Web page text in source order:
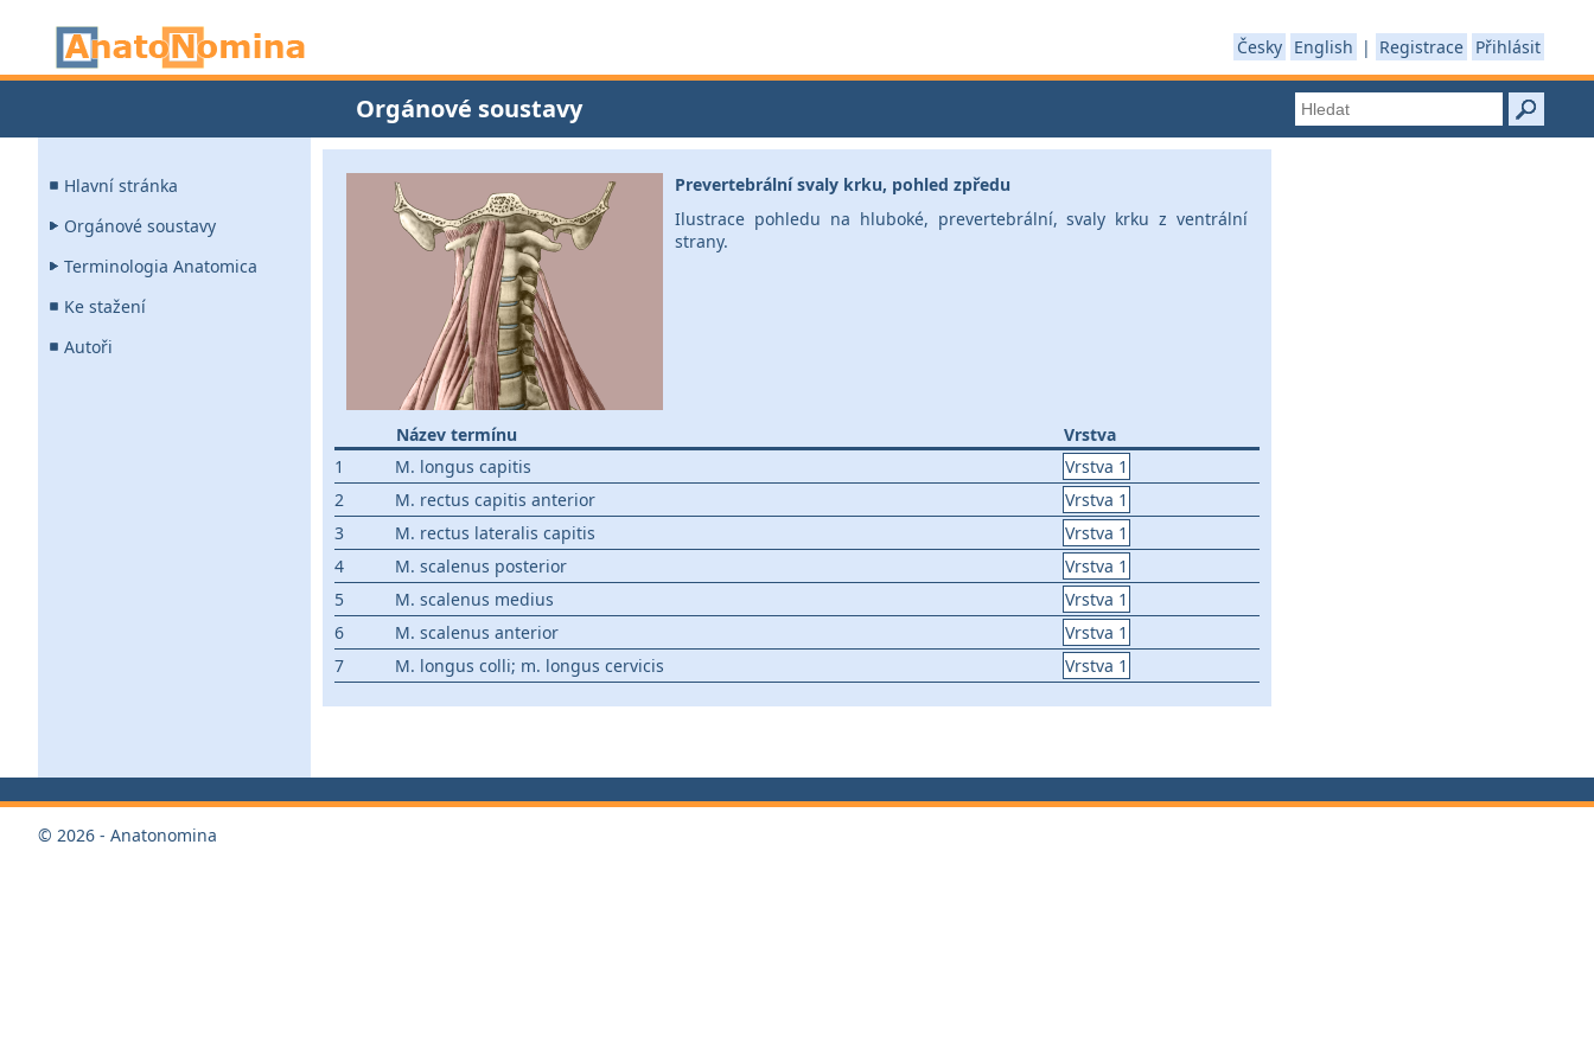
Česky English | Registrace Přihlásit
Orgánové soustavy
Hlavní stránka
Orgánové soustavy
Terminologia Anatomica
Ke stažení
Autoři
Prevertebrální svaly krku, pohled zpředu
Ilustrace pohledu na hluboké, prevertebrální, svaly krku z ventrální
strany.
Název termínu
Vrstva
1
M. longus capitis
Vrstva 1
2
M. rectus capitis anterior
Vrstva 1
3
M. rectus lateralis capitis
Vrstva 1
4
M. scalenus posterior
Vrstva 1
5
M. scalenus medius
Vrstva 1
6
M. scalenus anterior
Vrstva 1
7
M. longus colli; m. longus cervicis Vrstva 1
© 2026 - Anatonomina